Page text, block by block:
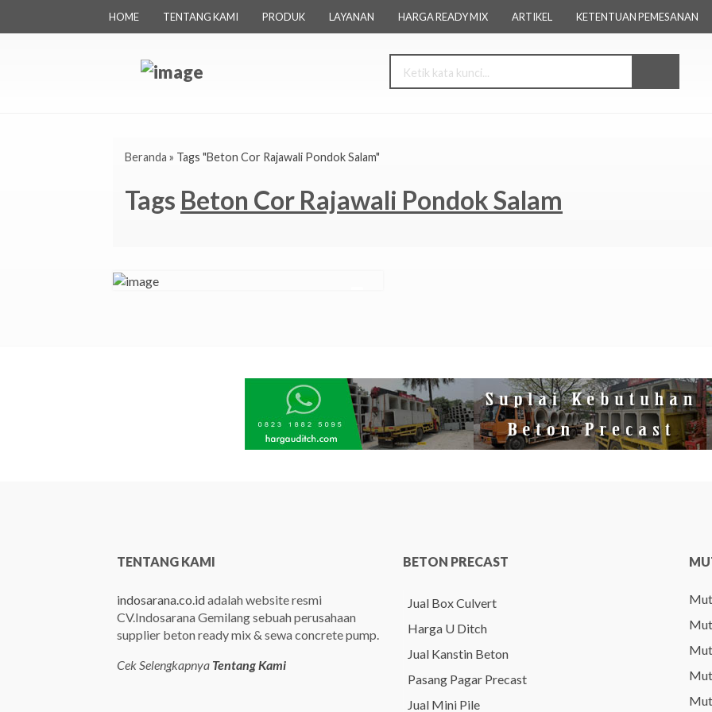
HOME TENTANG KAMI PRODUK LAYANAN HARGA READY MIX ARTIKEL KETENTUAN PEMESANAN
Beranda » Tags "Beton Cor Rajawali Pondok Salam"
Tags Beton Cor Rajawali Pondok Salam
TENTANG KAMI
indosarana.co.idadalah website resmi
CV.Indosarana Gemilang sebuah perusahaan
supplier beton ready mix & sewa concrete pump.
Cek Selengkapnya Tentang Kami
BETON PRECAST
Jual Box Culvert
Harga U Ditch
Jual Kanstin Beton
Pasang Pagar Precast
Jual Mini Pile